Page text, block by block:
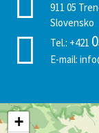
911 05
Slovensko
Tel.: +421
E-mail:
+